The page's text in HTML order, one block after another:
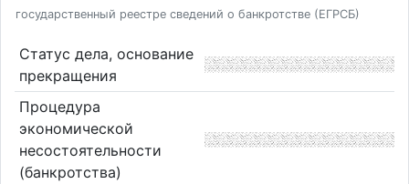
государственный реестре сведений о банкротстве (ЕГРСБ)
Статус дела, основание
прекращения
Процедура
экономической
несостоятельности
(банкротства)